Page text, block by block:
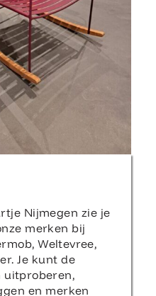
Nijmegen zie je
merken bij
Weltevree,
Je kunt de
uitproberen,
en merken